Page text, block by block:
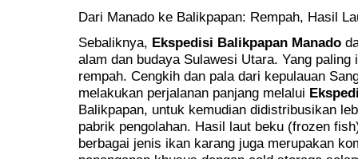
Dari Manado ke Balikpapan: Rempah, Hasil
Sebaliknya, Ekspedisi Balikpapan Manado
alam dan budaya Sulawesi Utara. Yang
rempah. Cengkih dan pala dari kepulauan
melakukan perjalanan panjang melalui
Balikpapan, untuk kemudian didistribusikan
pabrik pengolahan. Hasil laut beku (frozen
berbagai jenis ikan karang juga merupakan